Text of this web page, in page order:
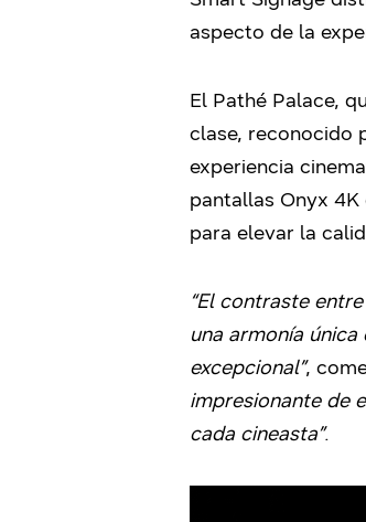
aspecto de la
El Pathé Palace,
clase, reconocido
experiencia
pantallas Onyx
para elevar la
“El contraste
una armonía
excepcional”,
impresionante de
cada cineasta”.